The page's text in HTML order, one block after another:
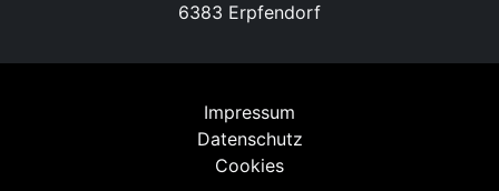
6383 Erpfendorf
Impressum
Datenschutz
Cookies